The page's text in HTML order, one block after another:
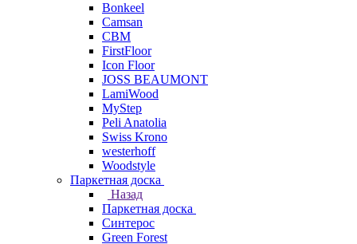
Bonkeel
Camsan
CBM
FirstFloor
Icon Floor
JOSS BEAUMONT
LamiWood
MyStep
Peli Anatolia
Swiss Krono
westerhoff
Woodstyle
Паркетная доска
Назад
Паркетная доска
Синтерос
Green Forest